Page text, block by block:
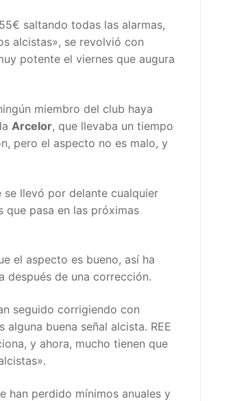
saltando todas las alarmas,
alcistas», se revolvió con
potente el viernes que augura
miembro del club haya
Arcelor, que llevaba un tiempo
pero el aspecto no es malo, y
llevó por delante cualquier
que pasa en las próximas
el aspecto es bueno, así ha
después de una corrección.
seguido corrigiendo con
buena señal alcista. REE
y ahora, mucho tienen que
han perdido mínimos anuales y